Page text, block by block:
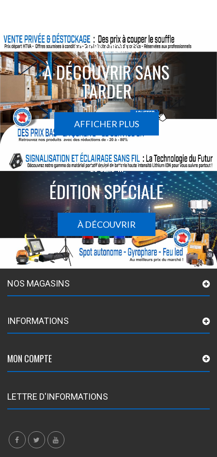
ACTIONS SPÉCIALES
À DÉCOUVRIR SANS
TARDER
AFFICHER PLUS
Le sans-fil
ÉDITION SPÉCIALE
À DÉCOUVRIR
NOS MAGASINS
INFORMATIONS
MON COMPTE
LETTRE D'INFORMATIONS